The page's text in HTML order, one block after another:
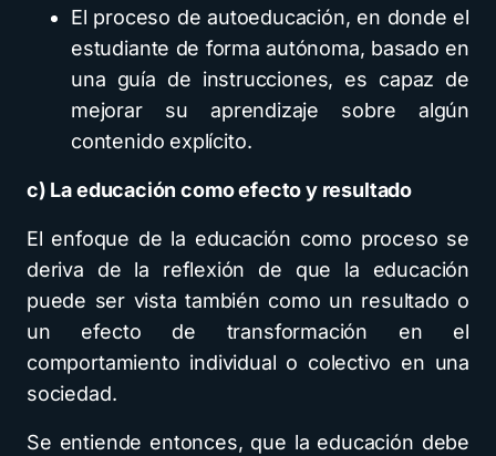
El proceso de autoeducación, en donde el
estudiante de forma autónoma, basado en
una guía de instrucciones, es capaz de
mejorar su aprendizaje sobre algún
contenido explícito.
c) La educación como efecto y resultado
El enfoque de la educación como proceso se
deriva de la reflexión de que la educación
puede ser vista también como un resultado o
un efecto de transformación en el
comportamiento individual o colectivo en una
sociedad.
Se entiende entonces, que la educación debe